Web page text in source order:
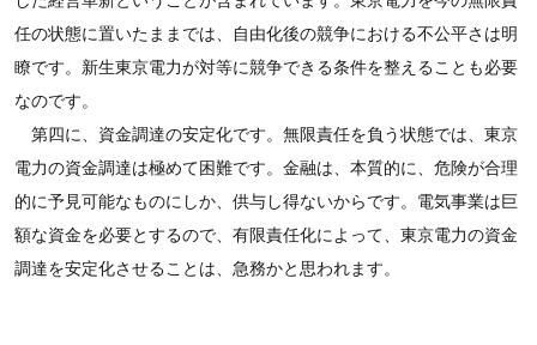
任の状態に置いたままでは、自由化後の競争における不公平さは明
瞭です。新生東京電力が対等に競争できる条件を整えることも必要
なのです。
第四に、資金調達の安定化です。無限責任を負う状態では、東京
電力の資金調達は極めて困難です。金融は、本質的に、危険が合理
的に予見可能なものにしか、供与し得ないからです。電気事業は巨
額な資金を必要とするので、有限責任化によって、東京電力の資金
調達を安定化させることは、急務かと思われます。